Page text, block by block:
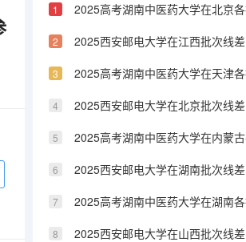
2025西安邮电大学在江西批次线差
2025西安邮电大学在北京批次线差
2025西安邮电大学在湖南批次线差
2025西安邮电大学在山西批次线差